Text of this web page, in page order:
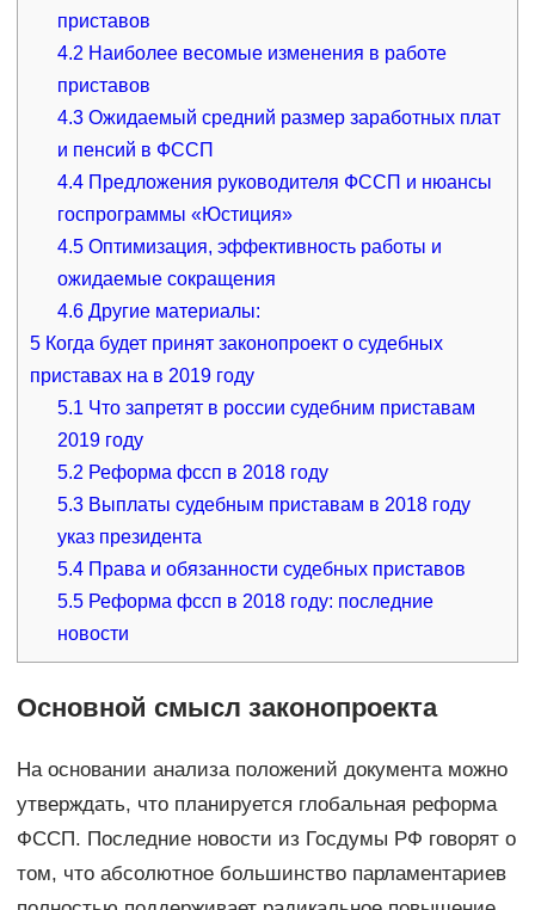
приставов
4.2 Наиболее весомые изменения в работе
приставов
4.3 Ожидаемый средний размер заработных плат
и пенсий в ФССП
4.4 Предложения руководителя ФССП и нюансы
госпрограммы «Юстиция»
4.5 Оптимизация, эффективность работы и
ожидаемые сокращения
4.6 Другие материалы:
5Когда будет принят законопроект о судебных
приставах на в 2019 году
5.1 Что запретят в россии судебним приставам
2019 году
5.2 Реформа фссп в 2018 году
5.3 Выплаты судебным приставам в 2018 году
указ президента
5.4 Права и обязанности судебных приставов
5.5 Реформа фссп в 2018 году: последние
новости
Основной смысл законопроекта
На основании анализа положений документа можно
утверждать, что планируется глобальная реформа
ФССП. Последние новости из Госдумы РФ говорят о
том, что абсолютное большинство парламентариев